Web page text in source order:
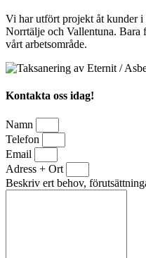
Vi har utfört projekt åt kunder
Norrtälje och Vallentuna. Bara
vårt arbetsområde.
Kontakta oss idag!
Namn
Telefon
Email
Adress + Ort
Beskriv ert behov,